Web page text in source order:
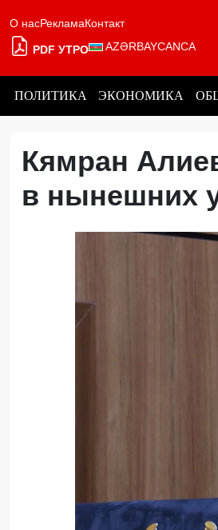
О насРекламаКонтакт
PDF УТРО AZƏRBAYCANCA
ПОЛИТИКА ЭКОНОМИКА
Кямран
в нынешних